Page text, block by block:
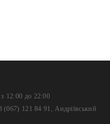
12:00 до 22:00
(067) 121 84 91, Андріївський